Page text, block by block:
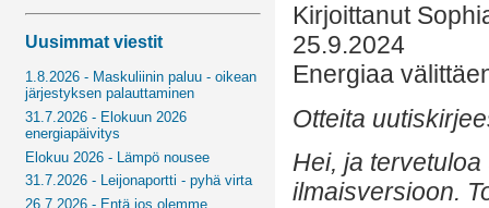
Uusimmat viestit
1.8.2026 - Maskuliinin paluu - oikean
järjestyksen palauttaminen
31.7.2026 - Elokuun 2026
energiapäivitys
Elokuu 2026 - Lämpö nousee
31.7.2026 - Leijonaportti - pyhä virta
26.7.2026 - Entä jos olemme
Kirjoittanut
25.9.2024
Energiaa
Otteita
Hei, ja
ilmaisversioon.